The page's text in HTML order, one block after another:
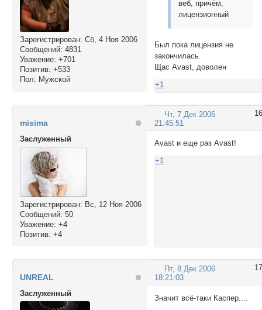
Зарегистрирован: Сб, 4 Ноя 2006
Сообщений: 4831
Уважение: +701
Позитив: +533
Пол: Мужской
веб, причём,
лицензионный
Был пока лицензия не
закончилась.
Щас Avast, доволен
+1
16
Чт, 7 Дек 2006
21:45:51
misima
Заслуженный
Зарегистрирован: Вс, 12 Ноя 2006
Сообщений: 50
Уважение: +4
Позитив: +4
Avast и еще раз Avast!
+1
17
Пт, 8 Дек 2006
18:21:03
UNREAL
Заслуженный
Значит всё-таки Каспер....